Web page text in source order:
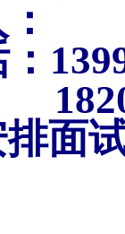
面试